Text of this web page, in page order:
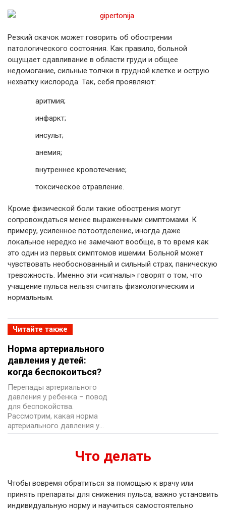
Резкий скачок может говорить об обострении
патологического состояния. Как правило, больной
ощущает сдавливание в области груди и общее
недомогание, сильные толчки в грудной клетке и острую
нехватку кислорода. Так, себя проявляют:
аритмия;
инфаркт;
инсульт;
анемия;
внутреннее кровотечение;
токсическое отравление.
Кроме физической боли такие обострения могут
сопровождаться менее выраженными симптомами. К
примеру, усиленное потоотделение, иногда даже
локальное нередко не замечают вообще, в то время как
это один из первых симптомов ишемии. Больной может
чувствовать необоснованный и сильный страх, паническую
тревожность. Именно эти «сигналы» говорят о том, что
учащение пульса нельзя считать физиологическим и
нормальным.
Читайте также
Норма артериального
давления у детей:
когда беспокоиться?
Перепады артериального
давления у ребенка – повод
для беспокойства.
Рассмотрим, какая норма
артериального давления у…
Что делать
Чтобы вовремя обратиться за помощью к врачу или
принять препараты для снижения пульса, важно установить
индивидуальную норму и научиться самостоятельно